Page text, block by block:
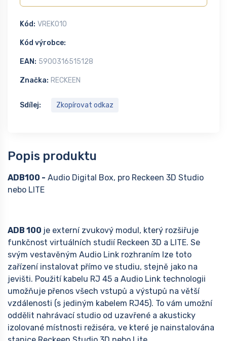
Kód: VREK010
Kód výrobce:
EAN: 5900316515128
Značka: RECKEEN
Sdílej: Zkopírovat odkaz
Popis produktu
ADB100 - Audio Digital Box, pro Reckeen 3D Studio
nebo LITE
ADB 100 je externí zvukový modul, který rozšiřuje
funkčnost virtuálních studií Reckeen 3D a LITE. Se
svým vestavěným Audio Link rozhraním lze toto
zařízení instalovat přímo ve studiu, stejně jako na
jevišti. Použití kabelu RJ 45 a Audio Link technologii
umožňuje přenos všech vstupů a výstupů na větší
vzdálenosti (s jediným kabelem RJ45). To vám umožní
oddělit nahrávací studio od uzavřené a akusticky
izolované místnosti režiséra, ve které je nainstalována